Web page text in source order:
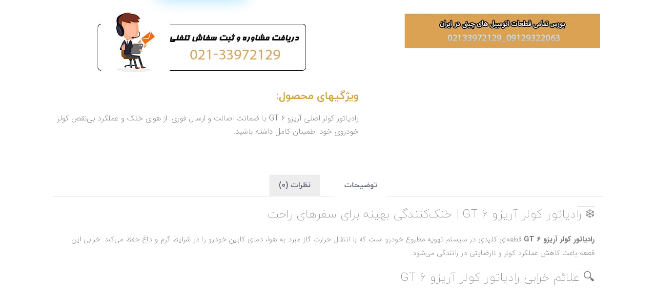
ویژگیهای محصول:
رادیاتور کولر اصلی آریزو 6 GT با ضمانت اصالت و ارسال فوری. از هوای خنک و عملکرد بی‌نقص کولر
خودروی خود اطمینان کامل داشته باشید.
توضیحات نظرات (0)
❄️ رادیاتور کولر آریزو 6 GT | خنک‌کنندگی بهینه برای سفرهای راحت
رادیاتور کولر آریزو 6 GT
قطعه‌ای کلیدی در سیستم تهویه مطبوع خودرو است که با انتقال حرارت گاز مبرد به هوا، دمای کابین خودرو را در شرایط گرم و داغ حفظ می‌کند. خرابی این
قطعه باعث کاهش عملکرد کولر و نارضایتی در رانندگی می‌شود.
🔍 علائم خرابی رادیاتور کولر آریزو 6 GT